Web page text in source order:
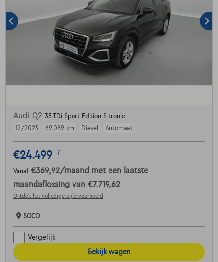
Audi Q2 35 TDi Sport Edition S tronic
12/2023
69.089 km Diesel Automaat
€24.499 1
Vanaf €369,92/maand met een laatste
maandaflossing van €7.719,62
Ontdek het volledige cijfervoorbeeld
SOCO
Vergelijk
Bekijk wagen